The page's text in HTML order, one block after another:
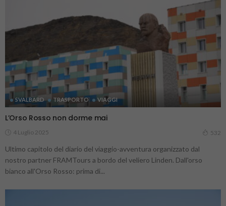
SVALBARD TRASPORTO VIAGGI
L’Orso Rosso non dorme mai
4 Luglio 2025 532
Ultimo capitolo del diario del viaggio-avventura organizzato dal
nostro partner FRAMTours a bordo del veliero Linden. Dall'orso
bianco all'Orso Rosso: prima di...